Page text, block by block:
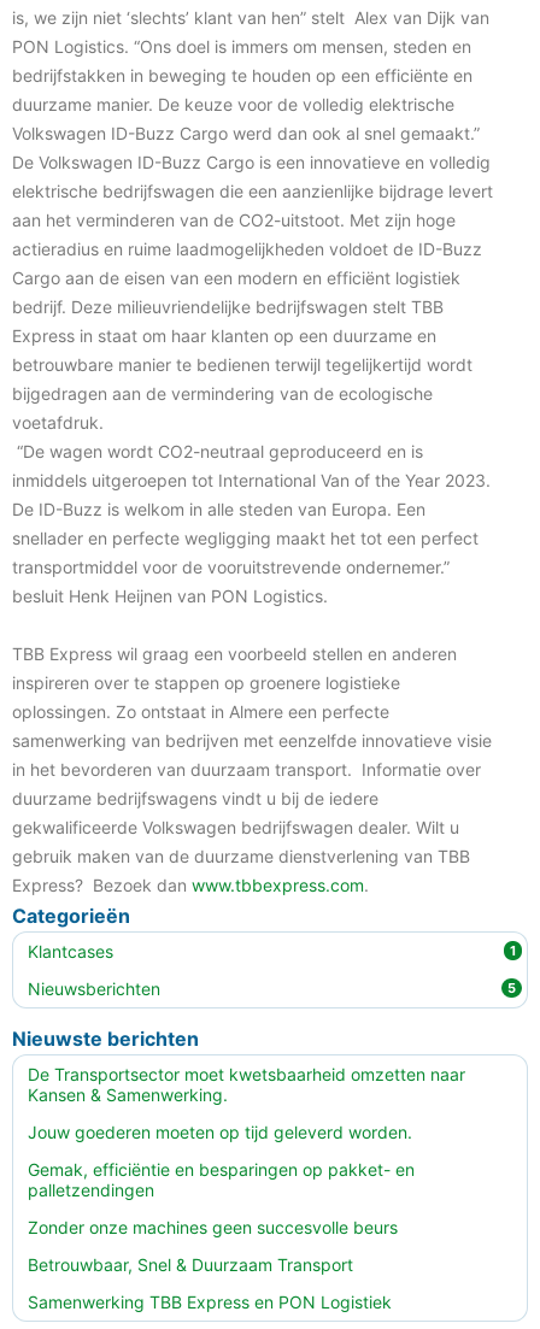
is, we zijn niet ‘slechts’ klant van hen” stelt Alex van Dijk van
PON Logistics. “Ons doel is immers om mensen, steden en
bedrijfstakken in beweging te houden op een efficiënte en
duurzame manier. De keuze voor de volledig elektrische
Volkswagen ID-Buzz Cargo werd dan ook al snel gemaakt.”
De Volkswagen ID-Buzz Cargo is een innovatieve en volledig
elektrische bedrijfswagen die een aanzienlijke bijdrage levert
aan het verminderen van de CO2-uitstoot. Met zijn hoge
actieradius en ruime laadmogelijkheden voldoet de ID-Buzz
Cargo aan de eisen van een modern en efficiënt logistiek
bedrijf. Deze milieuvriendelijke bedrijfswagen stelt TBB
Express in staat om haar klanten op een duurzame en
betrouwbare manier te bedienen terwijl tegelijkertijd wordt
bijgedragen aan de vermindering van de ecologische
voetafdruk.
“De wagen wordt CO2-neutraal geproduceerd en is
inmiddels uitgeroepen tot International Van of the Year 2023.
De ID-Buzz is welkom in alle steden van Europa. Een
snellader en perfecte wegligging maakt het tot een perfect
transportmiddel voor de vooruitstrevende ondernemer.”
besluit Henk Heijnen van PON Logistics.
TBB Express wil graag een voorbeeld stellen en anderen
inspireren over te stappen op groenere logistieke
oplossingen. Zo ontstaat in Almere een perfecte
samenwerking van bedrijven met eenzelfde innovatieve visie
in het bevorderen van duurzaam transport. Informatie over
duurzame bedrijfswagens vindt u bij de iedere
gekwalificeerde Volkswagen bedrijfswagen dealer. Wilt u
gebruik maken van de duurzame dienstverlening van TBB
Express? Bezoek dan www.tbbexpress.com.
Categorieën
Klantcases 1
Nieuwsberichten 5
Nieuwste berichten
De Transportsector moet kwetsbaarheid omzetten naar
Kansen & Samenwerking.
Jouw goederen moeten op tijd geleverd worden.
Gemak, efficiëntie en besparingen op pakket- en
palletzendingen
Zonder onze machines geen succesvolle beurs
Betrouwbaar, Snel & Duurzaam Transport
Samenwerking TBB Express en PON Logistiek